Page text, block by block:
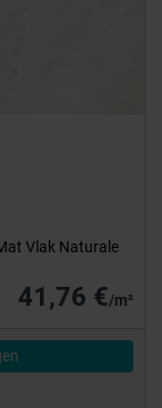
Vlak Naturale
41,76 €/m²